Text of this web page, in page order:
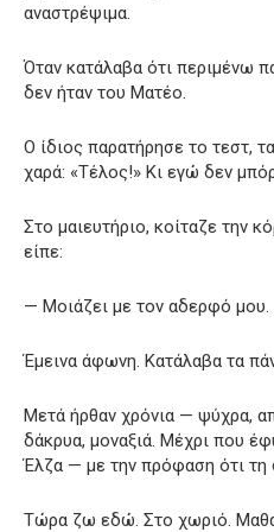
αναστρέψιμα.
Όταν κατάλαβα ότι περιμένω
δεν ήταν του Ματέο.
Ο ίδιος παρατήρησε το τεστ,
χαρά: «Τέλος!» Κι εγώ δεν
Στο μαιευτήριο, κοίταζε την
είπε:
— Μοιάζει με τον αδερφό μου.
Έμεινα άφωνη. Κατάλαβα τα
Μετά ήρθαν χρόνια — ψύχρα,
δάκρυα, μοναξιά. Μέχρι που
Έλζα — με την πρόφαση ότι τη
Τώρα ζω εδώ. Στο χωριό.